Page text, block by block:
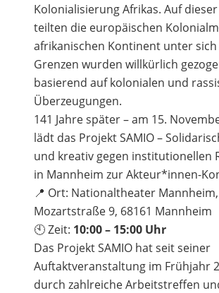
Kolonialisierung Afrikas. Auf
teilten die europäischen
afrikanischen Kontinent unter sich
Grenzen wurden willkürlich
basierend auf kolonialen und
Überzeugungen.
141 Jahre später – am 15.
lädt das Projekt SAMIO –
und kreativ gegen institutionellen
in Mannheim zur Akteur*innen-
📍 Ort: Nationaltheater Mannheim,
Mozartstraße 9, 68161 Mannheim
🕙 Zeit: 10:00 – 15:00 Uhr
Das Projekt SAMIO hat seit seiner
Auftaktveranstaltung im Frühjahr
durch zahlreiche Arbeitstreffen